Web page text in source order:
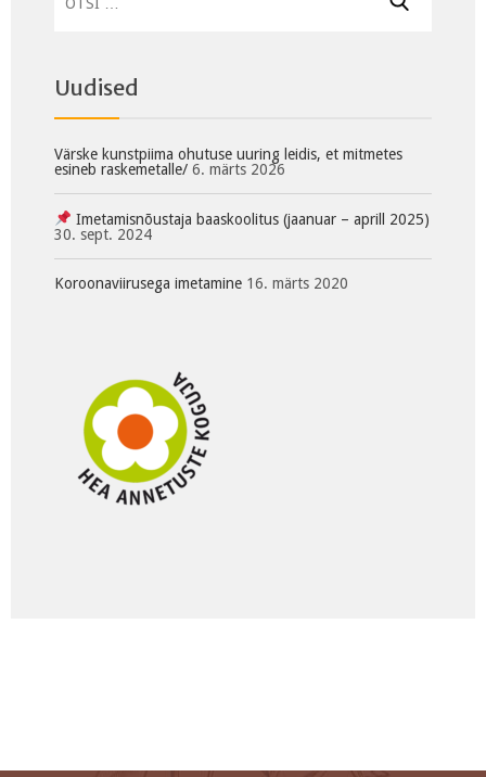
Uudised
Värske kunstpiima ohutuse uuring leidis, et mitmetes
esineb raskemetalle/ 6. märts 2026
Imetamisnõustaja baaskoolitus (jaanuar – aprill 2025)
30. sept. 2024
Koroonaviirusega imetamine 16. märts 2020